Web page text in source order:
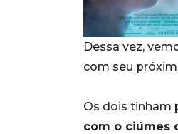
Dessa vez,
com seu
Os dois tinham
com o ciúmes